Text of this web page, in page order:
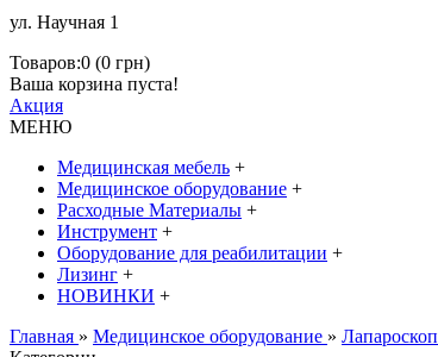
ул. Научная 1
Товаров:0 (0 грн)
Ваша корзина пуста!
Акция
МЕНЮ
Медицинская мебель +
Медицинское оборудование +
Расходные Материалы +
Инструмент +
Оборудование для реабилитации +
Лизинг +
НОВИНКИ +
Главная » Медицинское оборудование » Лапароскоп